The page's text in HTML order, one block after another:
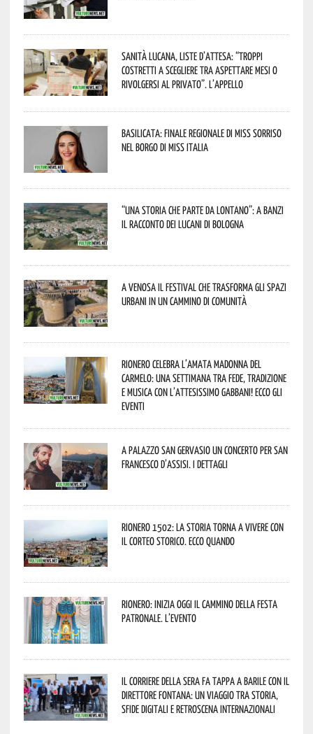
Sanità lucana, liste d’attesa: “Troppi
costretti a scegliere tra aspettare mesi o
rivolgersi al privato”. L’appello
Basilicata: finale regionale di Miss Sorriso
nel borgo di Miss Italia
“Una storia che parte da lontano”: a Banzi
il racconto dei Lucani di Bologna
A Venosa il festival che trasforma gli spazi
urbani in un cammino di comunità
Rionero celebra l’amata Madonna del
Carmelo: una settimana tra fede, tradizione
e musica con l’attesissimo Gabbani! Ecco gli
eventi
A Palazzo San Gervasio un concerto per San
Francesco d’Assisi. I dettagli
Rionero 1502: la storia torna a vivere con
il Corteo Storico. Ecco quando
Rionero: inizia oggi il cammino della Festa
Patronale. L’evento
Il Corriere della Sera fa tappa a Barile con il
Direttore Fontana: un viaggio tra storia,
sfide digitali e retroscena internazionali